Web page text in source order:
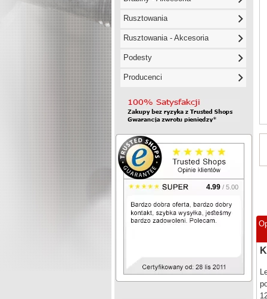
Rusztowania
Rusztowania - Akcesoria
Podesty
Producenci
4.99 / 5.00